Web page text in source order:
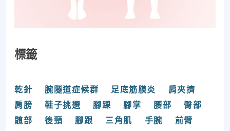
標籤
乾針 腕隧道症候群 足底筋膜炎
肩夾擠
肩膀
鞋子挑選 腳踝 腳掌 腰部
臀部
髖部
後頸 腳跟 三角肌 手腕
前臂